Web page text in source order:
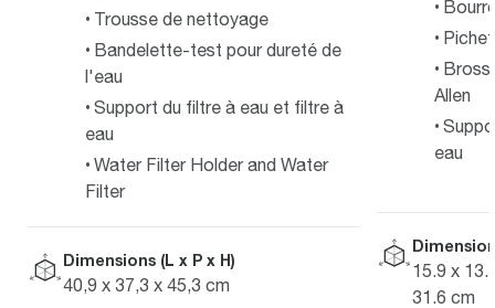
Trousse de nettoyage
Bandelette-test pour dureté de
l'eau
Support du filtre à eau et filtre à
eau
Water Filter Holder and Water
Filter
Dimensions (L x P x H)
40,9 x 37,3 x 45,3 cm
Allen
eau
15.9 x
31.6 cm